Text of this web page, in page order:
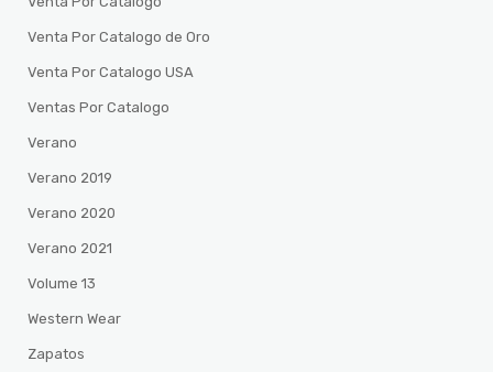
Venta Por Catalogo de Oro
Venta Por Catalogo USA
Ventas Por Catalogo
Verano
Verano 2019
Verano 2020
Verano 2021
Volume 13
Western Wear
Zapatos